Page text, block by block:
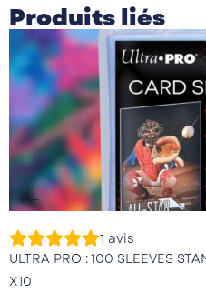
Produits liés
1 avis
ULTRA PRO : 100 SLEEVES
X10